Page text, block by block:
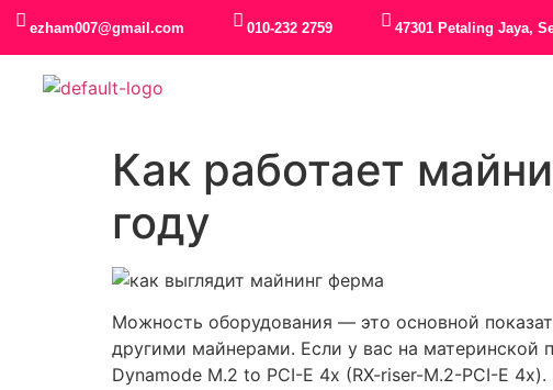
ezham007@gmail.com 010-232 2759 47301 Petaling Jaya,
Как работает
году
Можность оборудования — это основной
другими майнерами. Если у вас на материнской
Dynamode M.2 to PCI-E 4x (RX-riser-M.2-PCI-E